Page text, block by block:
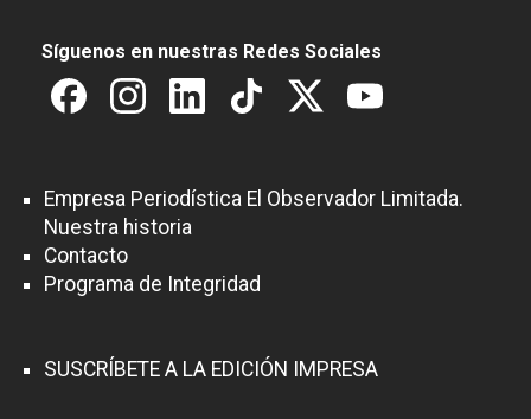
Síguenos en nuestras Redes Sociales
Empresa Periodística El Observador Limitada.
Nuestra historia
Contacto
Programa de Integridad
SUSCRÍBETE A LA EDICIÓN IMPRESA